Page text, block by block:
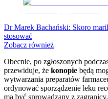
Przepisy
Podróże
Polska
Europa
Ubezpieczenie
Moja szkoła
Pogoda
Moto
Quizy
Zdrowie
Dr Marek Bachański: Skoro
stosować
Zobacz również
Obecnie, po zgłoszonych
przewiduje, że konopie będą
wytwarzania preparatów
ordynować sporządzenie leku
ma być sprowadzany z zagranicy.